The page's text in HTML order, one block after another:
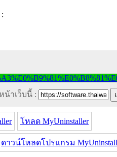
น้าเว็บนี้ :
โหลด MyUninstaller
ดาวน์โหลดโปรแกรม